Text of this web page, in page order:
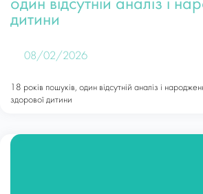
один відсутній аналіз і
дитини
08/02/2026
18 років пошуків, один відсутній аналіз і
здорової дитини